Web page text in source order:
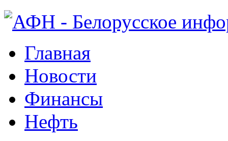
Главная
Новости
Финансы
Нефть